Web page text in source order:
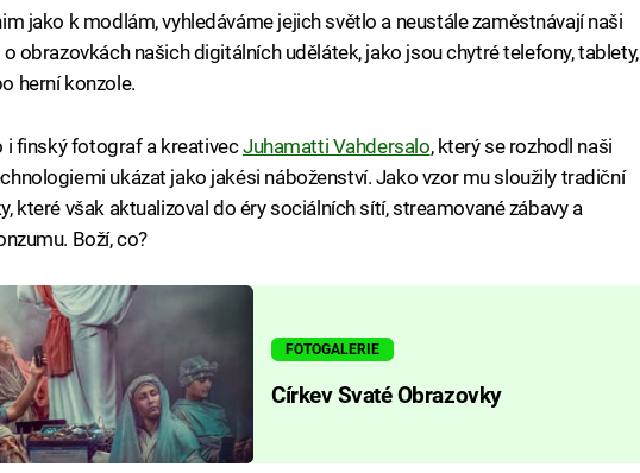
jako k modlám, vyhledáváme jejich světlo a neustále zaměstnávají naši
obrazovkách našich digitálních udělátek, jako jsou chytré telefony, tablety,
herní konzole.
i finský fotograf a kreativecJuhamatti Vahdersalo, který se rozhodl naši
ukázat jako jakési náboženství. Jako vzor mu sloužily tradiční
které však aktualizoval do éry sociálních sítí, streamované zábavy a
Boží, co?
FOTOGALERIE
Církev Svaté Obrazovky